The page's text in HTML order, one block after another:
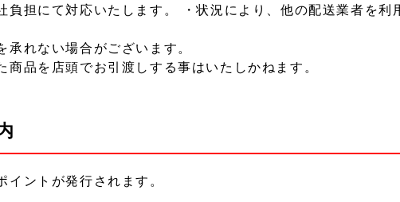
負担にて対応いたします。 ・状況により、他の配送業者を利
承れない場合がございます。
商品を店頭でお引渡しする事はいたしかねます。
イントが発行されます。